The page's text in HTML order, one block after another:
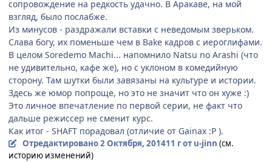
сопровождение на редкость удачно. В Аракаве, на мой
взгляд, было послабже.
Из минусов - раздражали вставки с неведомым зверьком.
Слава богу, их поменьше чем в Bake кадров с иероглифами.
В целом Soredemo Machi... напомнило Natsu no Arashi (что
не удивительно, кафе же), но с уклоном в комедийную
сторону. Там шутки были завязаны на культуре и истории.
Здесь же юмор попроще, но это не значит что он хуже :)
Это личное впечатление по первой серии, не факт что
дальше режиссер не сменит курс.
Как итог - SHAFT порадовал (отличие от Gainax :P ).
Отредактировано2 Октября, 201411 гот u-jinn (см.
историю изменений)